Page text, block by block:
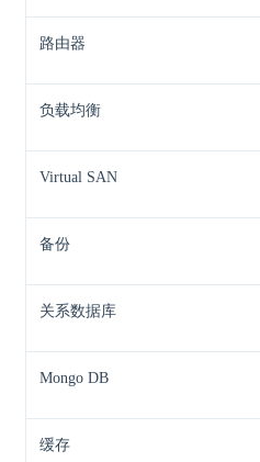
路由器
负载均衡
Virtual SAN
备份
关系数据库
Mongo DB
缓存